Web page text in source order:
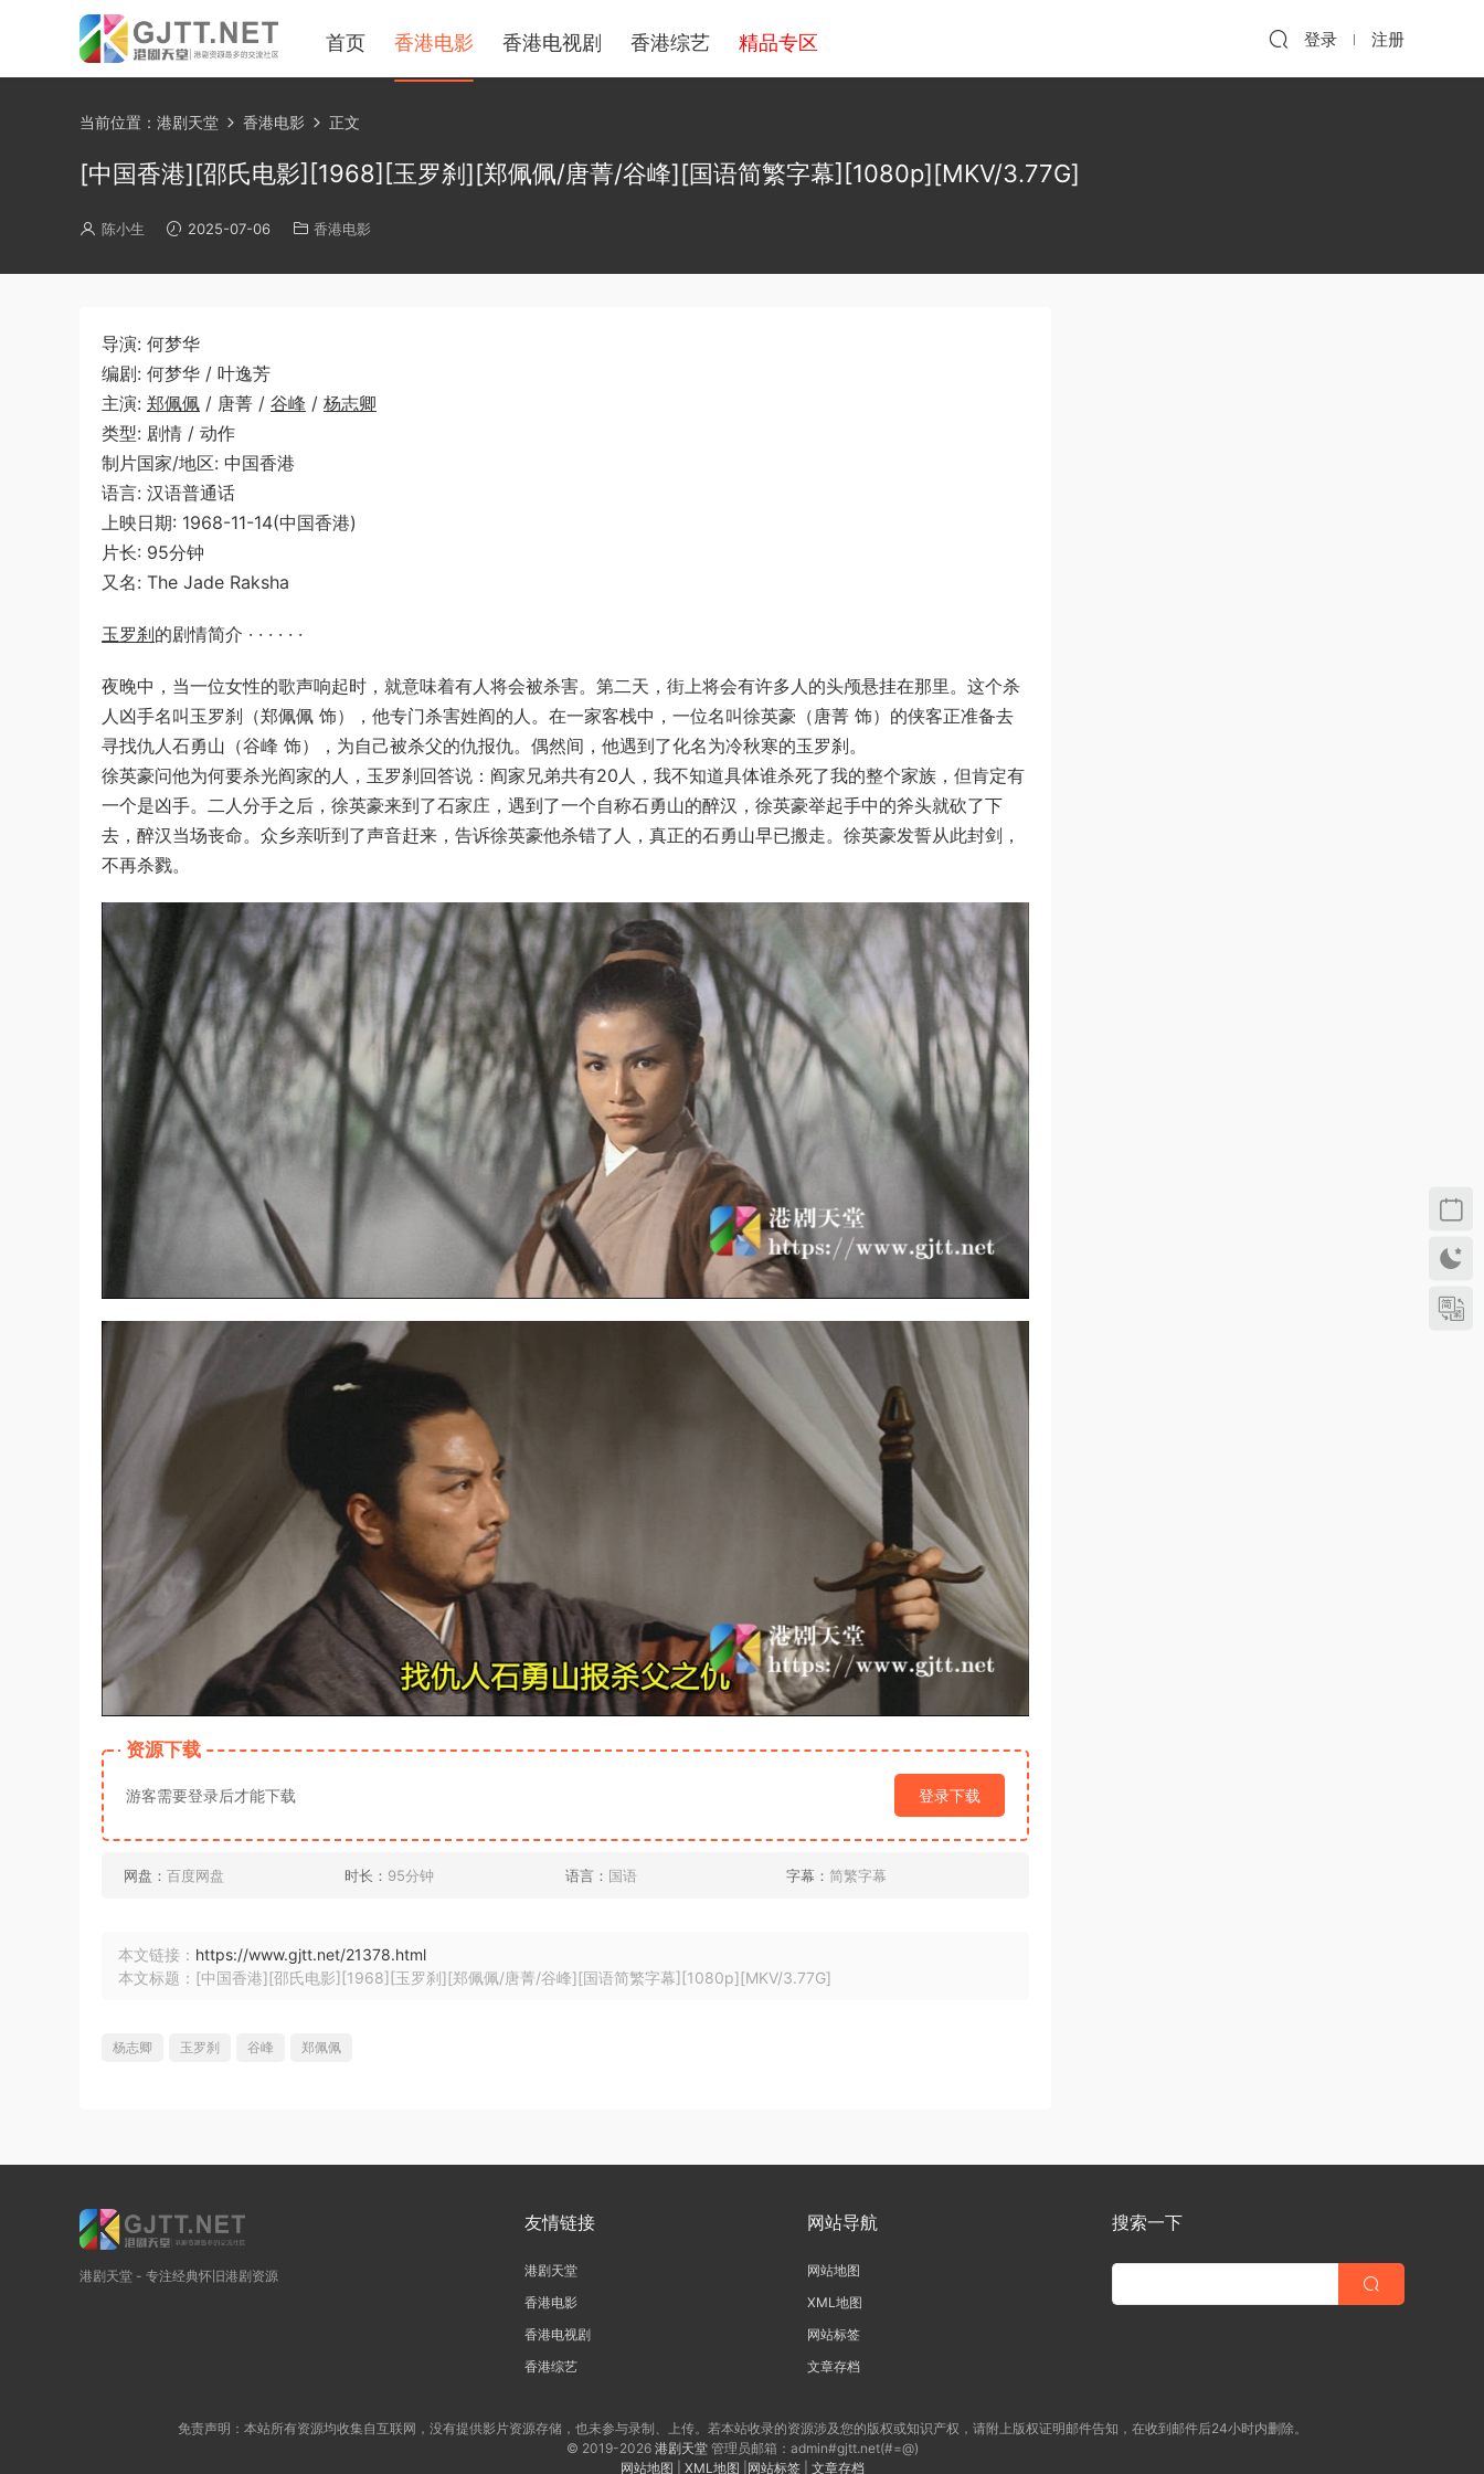
首页 香港电影 香港电视剧 香港综艺 精品专区 登录 注册
当前位置： 港剧天堂 香港电影 正文
[中国香港][邵氏电影][1968][玉罗刹][郑佩佩/唐菁/谷峰][国语简繁字幕][1080p][MKV/3.77G]
陈小生 2025-07-06 香港电影
导演: 何梦华
编剧: 何梦华 / 叶逸芳
主演: 郑佩佩 / 唐菁 / 谷峰 / 杨志卿
类型: 剧情 / 动作
制片国家/地区: 中国香港
语言: 汉语普通话
上映日期: 1968-11-14(中国香港)
片长: 95分钟
又名: The Jade Raksha
玉罗刹的剧情简介 · · · · · ·
夜晚中，当一位女性的歌声响起时，就意味着有人将会被杀害。第二天，街上将会有许多人的头颅悬挂在那里。这个杀
人凶手名叫玉罗刹（郑佩佩 饰），他专门杀害姓阎的人。在一家客栈中，一位名叫徐英豪（唐菁 饰）的侠客正准备去
寻找仇人石勇山（谷峰 饰），为自己被杀父的仇报仇。偶然间，他遇到了化名为冷秋寒的玉罗刹。
徐英豪问他为何要杀光阎家的人，玉罗刹回答说：阎家兄弟共有20人，我不知道具体谁杀死了我的整个家族，但肯定有
一个是凶手。二人分手之后，徐英豪来到了石家庄，遇到了一个自称石勇山的醉汉，徐英豪举起手中的斧头就砍了下
去，醉汉当场丧命。众乡亲听到了声音赶来，告诉徐英豪他杀错了人，真正的石勇山早已搬走。徐英豪发誓从此封剑，
不再杀戮。
资源下载
游客需要登录后才能下载 登录下载
网盘： 百度网盘 时长： 95分钟 语言： 国语 字幕： 简繁字幕
本文链接： https://www.gjtt.net/21378.html
本文标题：[中国香港][邵氏电影][1968][玉罗刹][郑佩佩/唐菁/谷峰][国语简繁字幕][1080p][MKV/3.77G]
杨志卿 玉罗刹 谷峰 郑佩佩
港剧天堂 - 专注经典怀旧港剧资源
友情链接
港剧天堂
香港电影
香港电视剧
香港综艺
网站导航
网站地图
XML地图
网站标签
文章存档
搜索一下
免责声明：本站所有资源均收集自互联网，没有提供影片资源存储，也未参与录制、上传。若本站收录的资源涉及您的版权或知识产权，请附上版权证明邮件告知，在收到邮件后24小时内删除。
© 2019-2026 港剧天堂管理员邮箱：admin#gjtt.net(#=@)
网站地图
XML地图 网站标签| 文章存档